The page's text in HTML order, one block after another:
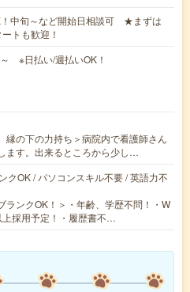
！中旬～など開始日相談可 ★まずは
トも歓迎！
※日払い/週払いOK！
縁の下の力持ち＞病院内で看護師さん
ます。出来るところから少し…
クOK / パソコンスキル不要 / 英語力不
ランクOK！＞・年齢、学歴不問！・W
上採用予定！・履歴書不…